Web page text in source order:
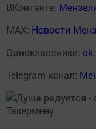
ВКонтакте:
MAX: Новости
Одноклассники:
Telegram-канал: